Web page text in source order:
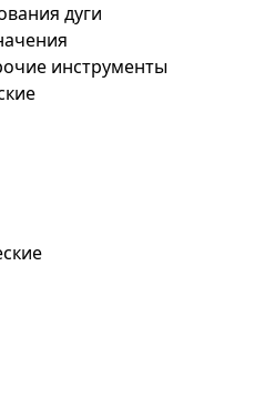
дуги
инструменты